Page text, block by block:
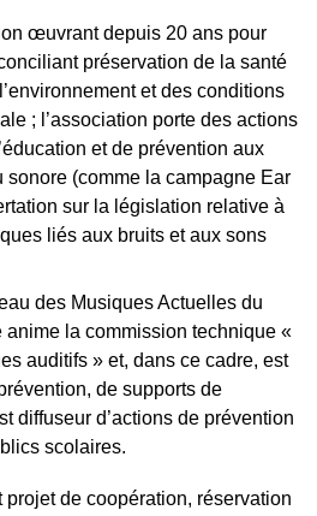
œuvrant depuis 20 ans pour
préservation de la santé
et des conditions
; l’association porte des actions
et de prévention aux
sonore (comme la campagne Ear
sur la législation relative à
liés aux bruits et aux sons
des Musiques Actuelles du
anime la commission technique «
auditifs » et, dans ce cadre, est
de supports de
diffuseur d’actions de prévention
scolaires.
projet de coopération, réservation